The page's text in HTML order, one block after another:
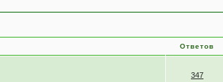
Ответов
347